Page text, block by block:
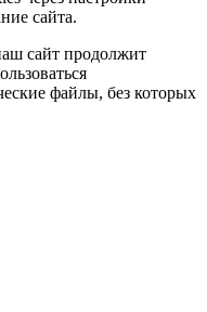
сайта.
сайт продолжит
файлы, без которых